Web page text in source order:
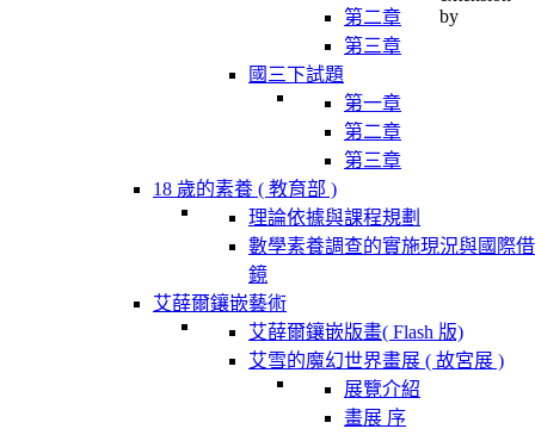
第二章
第三章
國三下試題
第一章
第二章
第三章
18 歲的素養 ( 教育部 )
理論依據與課程規劃
數學素養調查的實施現況與國際借
鏡
艾薛爾鑲嵌藝術
艾薛爾鑲嵌版畫( Flash 版)
艾雪的魔幻世界畫展 ( 故宮展 )
展覽介紹
畫展 序
by